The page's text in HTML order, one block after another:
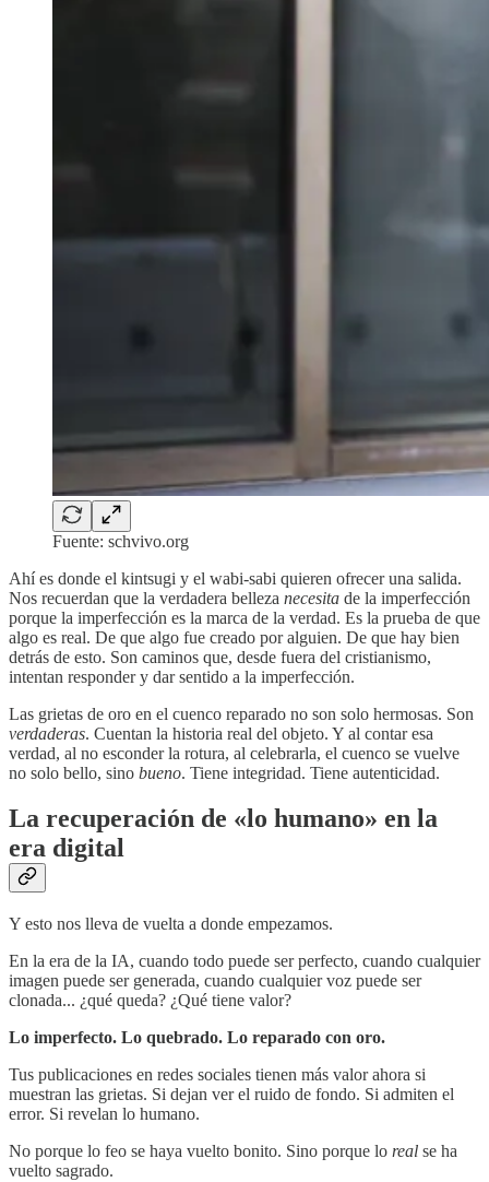
Fuente: schvivo.org
Ahí es donde el kintsugi y el wabi-sabi quieren ofrecer una salida.
Nos recuerdan que la verdadera belleza necesita de la imperfección
porque la imperfección es la marca de la verdad. Es la prueba de que
algo es real. De que algo fue creado por alguien. De que hay bien
detrás de esto. Son caminos que, desde fuera del cristianismo,
intentan responder y dar sentido a la imperfección.
Las grietas de oro en el cuenco reparado no son solo hermosas. Son
verdaderas. Cuentan la historia real del objeto. Y al contar esa
verdad, al no esconder la rotura, al celebrarla, el cuenco se vuelve
no solo bello, sino bueno. Tiene integridad. Tiene autenticidad.
La recuperación de «lo humano» en la
era digital
Y esto nos lleva de vuelta a donde empezamos.
En la era de la IA, cuando todo puede ser perfecto, cuando cualquier
imagen puede ser generada, cuando cualquier voz puede ser
clonada... ¿qué queda? ¿Qué tiene valor?
Lo imperfecto. Lo quebrado. Lo reparado con oro.
Tus publicaciones en redes sociales tienen más valor ahora si
muestran las grietas. Si dejan ver el ruido de fondo. Si admiten el
error. Si revelan lo humano.
No porque lo feo se haya vuelto bonito. Sino porque lo real se ha
vuelto sagrado.